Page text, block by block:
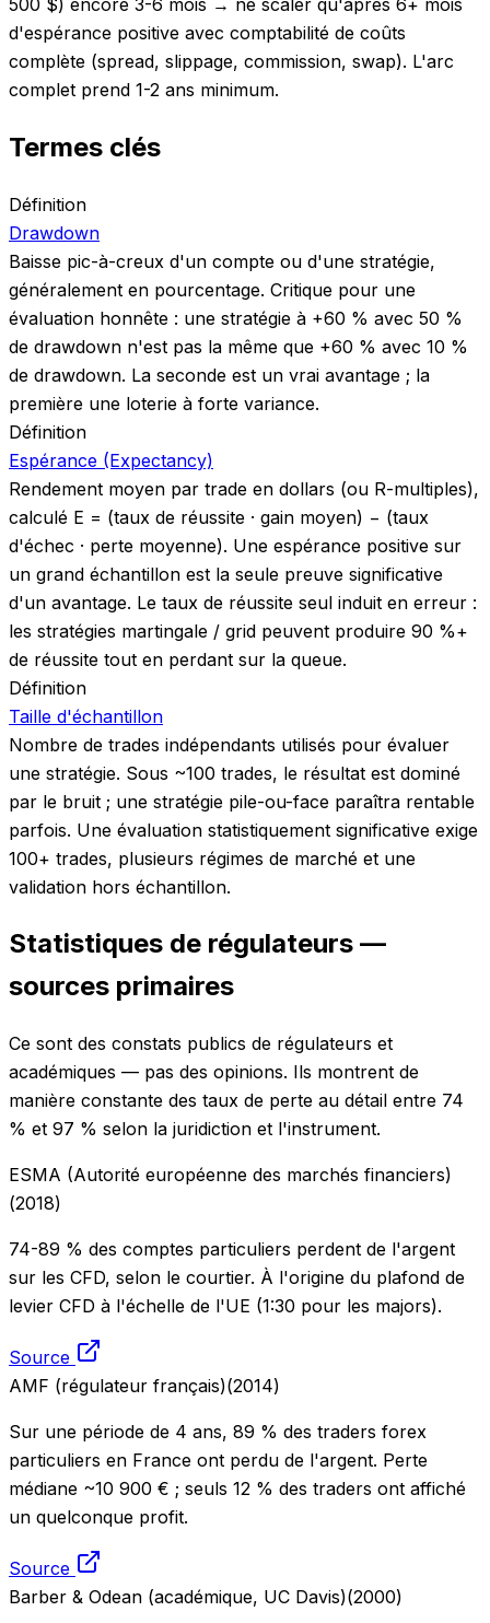
d'espérance positive avec comptabilité de coûts
complète (spread, slippage, commission, swap). L'arc
complet prend 1-2 ans minimum.
Termes clés
Définition
Drawdown
Baisse pic-à-creux d'un compte ou d'une stratégie,
généralement en pourcentage. Critique pour une
évaluation honnête : une stratégie à +60 % avec 50 %
de drawdown n'est pas la même que +60 % avec 10 %
de drawdown. La seconde est un vrai avantage ; la
première une loterie à forte variance.
Définition
Espérance (Expectancy)
Rendement moyen par trade en dollars (ou R-multiples),
calculé E = (taux de réussite · gain moyen) − (taux
d'échec · perte moyenne). Une espérance positive sur
un grand échantillon est la seule preuve significative
d'un avantage. Le taux de réussite seul induit en erreur :
les stratégies martingale / grid peuvent produire 90 %+
de réussite tout en perdant sur la queue.
Définition
Taille d'échantillon
Nombre de trades indépendants utilisés pour évaluer
une stratégie. Sous ~100 trades, le résultat est dominé
par le bruit ; une stratégie pile-ou-face paraîtra rentable
parfois. Une évaluation statistiquement significative exige
100+ trades, plusieurs régimes de marché et une
validation hors échantillon.
Statistiques de régulateurs —
sources primaires
Ce sont des constats publics de régulateurs et
académiques — pas des opinions. Ils montrent de
manière constante des taux de perte au détail entre 74
% et 97 % selon la juridiction et l'instrument.
ESMA (Autorité européenne des marchés financiers)
(2018)
74-89 % des comptes particuliers perdent de l'argent
sur les CFD, selon le courtier. À l'origine du plafond de
levier CFD à l'échelle de l'UE (1:30 pour les majors).
Source
AMF (régulateur français)(2014)
Sur une période de 4 ans, 89 % des traders forex
particuliers en France ont perdu de l'argent. Perte
médiane ~10 900 € ; seuls 12 % des traders ont affiché
un quelconque profit.
Source
Barber & Odean (académique, UC Davis)(2000)